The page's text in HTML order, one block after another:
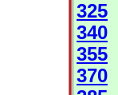
325
340
355
370